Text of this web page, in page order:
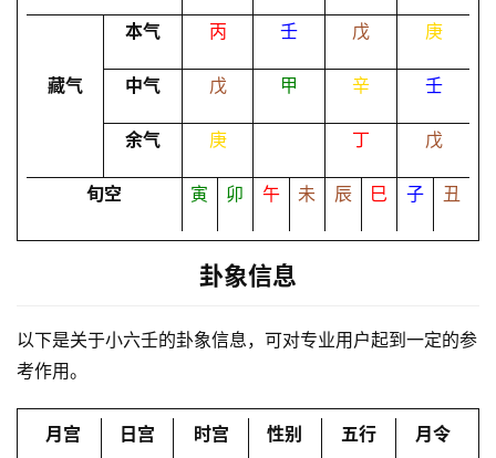
服
务
登录 注册
本气 丙 壬 戊 庚
藏气 中气 戊 甲 辛 壬
余气 庚 丁 戊
旬空 寅 卯 午 未 辰 巳 子 丑
卦象信息
以下是关于小六壬的卦象信息，可对专业用户起到一定的参
考作用。
月宫 日宫 时宫 性别 五行 月令